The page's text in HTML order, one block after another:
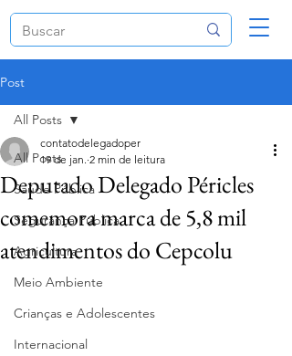
Post
All Posts
Saúde Pública
Segurança Pública
Agricultura
Meio Ambiente
Crianças e Adolescentes
Internacional
All Posts
Deputado Delegado Péricles
comemora marca de 5,8 mil
atendimentos do Cepcolu
contatodelegadoper
19 de jan. 2 min de leitura